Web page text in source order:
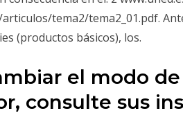
tema2/tema2_01.pdf.
(productos básicos), los.
el modo
consulte sus